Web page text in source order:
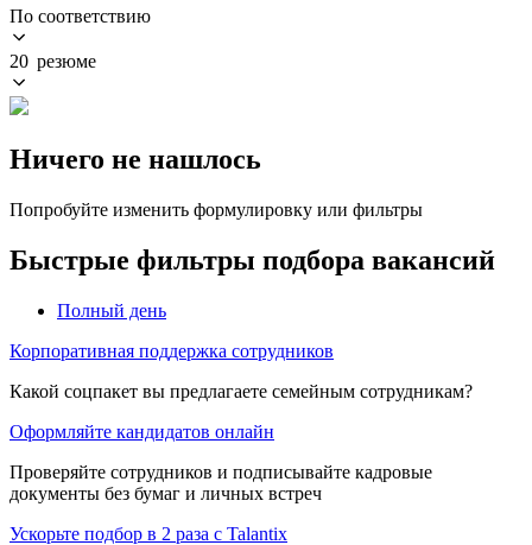
По соответствию
20 резюме
Ничего не нашлось
Попробуйте изменить формулировку или фильтры
Быстрые фильтры подбора вакансий
Полный день
Корпоративная поддержка сотрудников
Какой соцпакет вы предлагаете семейным сотрудникам?
Оформляйте кандидатов онлайн
Проверяйте сотрудников и подписывайте кадровые
документы без бумаг и личных встреч
Ускорьте подбор в 2 раза с Talantix